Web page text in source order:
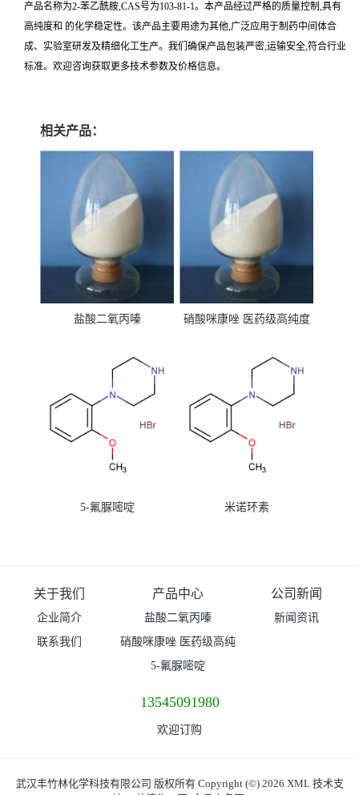
产品名称为2-苯乙酰胺,CAS号为103-81-1。本产品经过严格的质量控制,具有
高纯度和 的化学稳定性。该产品主要用途为其他,广泛应用于制药中间体合
成、实验室研发及精细化工生产。我们确保产品包装严密,运输安全,符合行业
标准。欢迎咨询获取更多技术参数及价格信息。
相关产品：
盐酸二氧丙嗪
硝酸咪康唑 医药级高纯度
5-氟脲嘧啶 米诺环素
关于我们
企业简介
联系我们
产品中心
盐酸二氧丙嗪
硝酸咪康唑 医药级高纯
度99%原粉
5-氟脲嘧啶
公司新闻
新闻资讯
13545091980
欢迎订购
武汉丰竹林化学科技有限公司 版权所有 Copyright (©) 2026 XML技术支